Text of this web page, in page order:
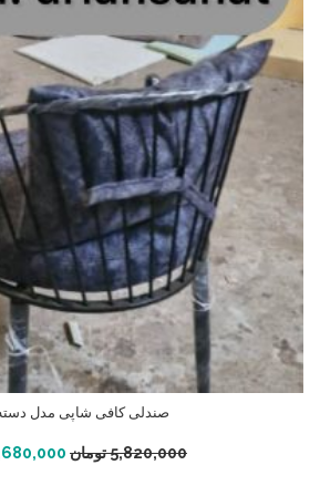
صندلی کافی شاپی مدل دسته
5,820,000تومان
افزودن به سبد خرید